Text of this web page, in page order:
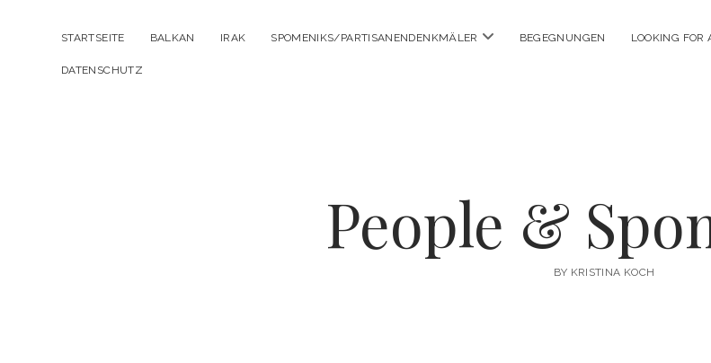
STARTSEITE BALKAN IRAK SPOMENIKS/PARTISANENDENKMÄLER Menü
BEGEGNUNGEN LOOKING FOR
DATENSCHUTZ
People &
BY KRISTINA KOCH